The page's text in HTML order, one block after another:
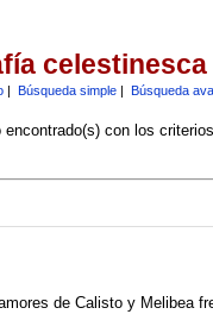
celestinesca
| Búsqueda simple| Búsqueda
encontrado(s) con los
de Calisto y Melibea